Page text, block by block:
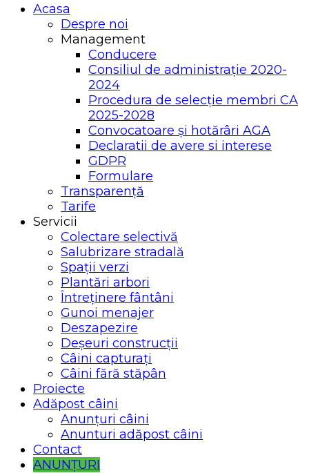
Acasa
Despre noi
Management
Conducere
Consiliul de administrație 2020-
2024
Procedura de selecție membri CA
2025-2028
Convocatoare și hotărâri AGA
Declaratii de avere si interese
GDPR
Formulare
Transparență
Tarife
Servicii
Colectare selectivă
Salubrizare stradală
Spații verzi
Plantări arbori
Întreținere fântâni
Gunoi menajer
Deszapezire
Deșeuri construcții
Câini capturați
Câini fără stăpân
Proiecte
Adăpost câini
Anunțuri câini
Anunturi adăpost câini
Contact
ANUNȚURI